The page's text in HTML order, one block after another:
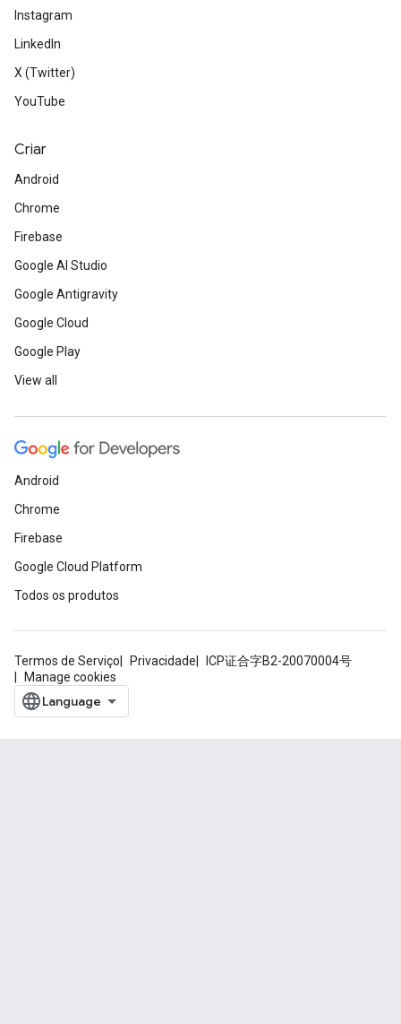
Instagram
LinkedIn
X (Twitter)
YouTube
Criar
Android
Chrome
Firebase
Google AI Studio
Google Antigravity
Google Cloud
Google Play
View all
Android
Chrome
Firebase
Google Cloud Platform
Todos os produtos
Termos de Serviço Privacidade
ICP证合字B2-20070004号
Manage cookies